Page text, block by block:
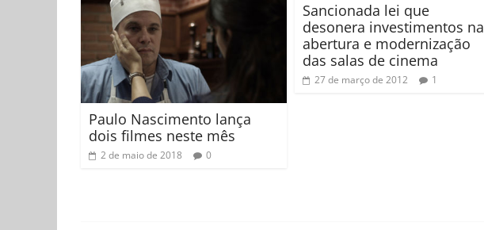
Paulo Nascimento lança
dois filmes neste mês
2 de maio de 2018 0
Sancionada lei que
desonera investimentos na
abertura e modernização
das salas de cinema
27 de março de 2012 1